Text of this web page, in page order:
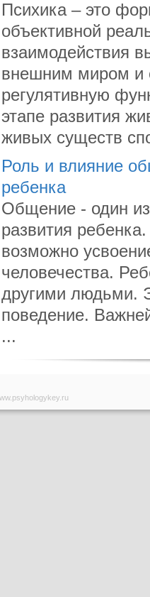
Психика – это
объективной
взаимодействия
внешним миром и
регулятивную
этапе развития
живых существ
Роль и влияние
ребенка
Общение - один
развития
возможно
человечества.
другими людьми.
поведение.
...